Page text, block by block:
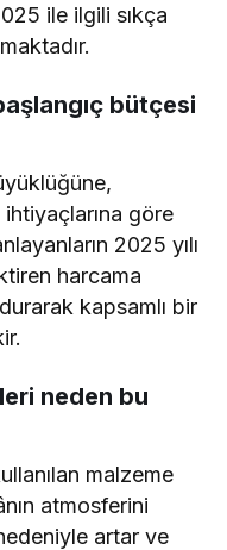
ile ilgili sıkça
bütçesi
göre
2025 yılı
harcama
kapsamlı bir
neden bu
malzeme
atmosferini
artar ve